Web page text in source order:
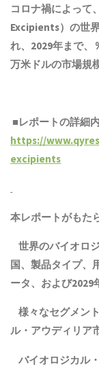
コロナ禍によって
Excipients）の世
れ、2029年まで、
万米ドルの市場規
■レポートの詳細
https://
excipients
本レポートがもた
世界のバイオロ
国、製品タイプ、
ータ、および2029
様々なセグメン
ル・アウディリア
バイオロジカル